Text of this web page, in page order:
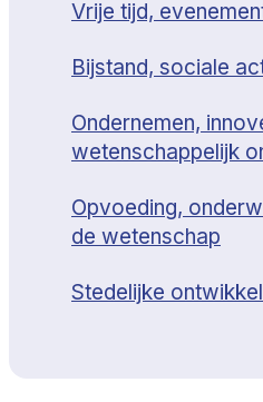
Vrije tijd,
Bijstand, sociale
Ondernemen,
wetenschappelijk
Opvoeding,
de wetenschap
Stedelijke